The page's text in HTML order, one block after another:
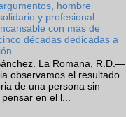
hombre
y profesional
con más de
décadas dedicadas a
La Romana, R.D.—
observamos el resultado
de una persona sin
en el l...